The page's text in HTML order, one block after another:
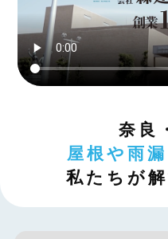
奈良
屋根や雨漏
私たちが